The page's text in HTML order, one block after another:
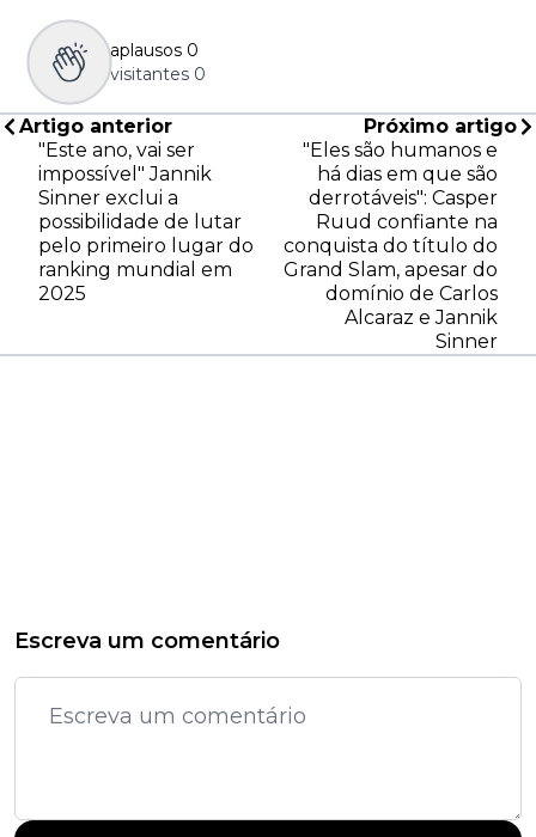
aplausos 0
visitantes 0
Artigo anterior
"Este ano, vai ser
impossível" Jannik
Sinner exclui a
possibilidade de lutar
pelo primeiro lugar do
ranking mundial em
2025
Próximo artigo
"Eles são humanos e
há dias em que são
derrotáveis": Casper
Ruud confiante na
conquista do título do
Grand Slam, apesar do
domínio de Carlos
Alcaraz e Jannik
Sinner
Escreva um comentário